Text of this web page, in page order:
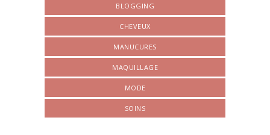
BLOGGING
CHEVEUX
MANUCURES
MAQUILLAGE
MODE
SOINS